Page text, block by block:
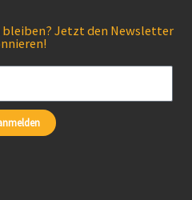
bleiben? Jetzt den Newsletter